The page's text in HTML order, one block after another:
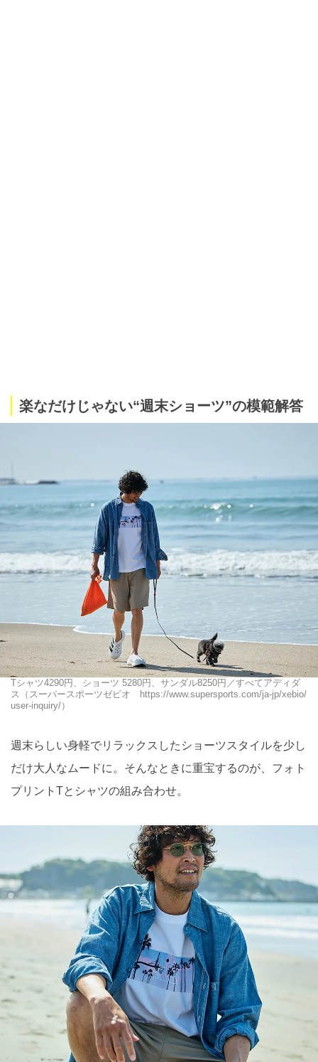
楽なだけじゃない“週末ショーツ”の模範解答
Tシャツ4290円、ショーツ 5280円、サンダル8250円／すべてアディダ
ス（スーパースポーツゼビオ https://www.supersports.com/ja-jp/xebio/
user-inquiry/）
週末らしい身軽でリラックスしたショーツスタイルを少し
だけ大人なムードに。そんなときに重宝するのが、フォト
プリントTとシャツの組み合わせ。